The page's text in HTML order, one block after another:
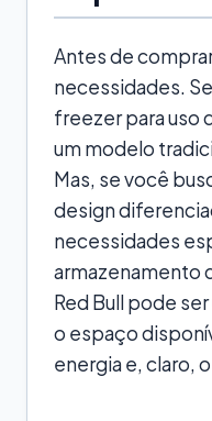
Antes de
necessidades.
freezer para uso
um modelo
Mas, se você
design
necessidades
armazenamento
Red Bull pode
o espaço
energia e, claro,